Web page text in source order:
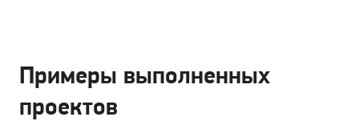
Примеры выполненных
проектов